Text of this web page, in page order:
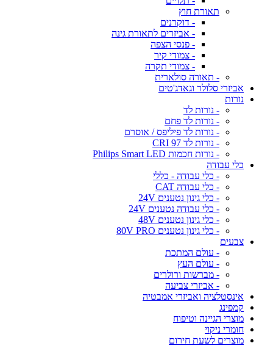
תאורת חוץ
- דוקרנים
- אביזרים לתאורת גינה
- פנסי הצפה
- צמודי קיר
- צמודי תקרה
- תאורה סולארית
אביזרי סלולר וגאדג'טים
נורות
- נורות לד
- נורות לד פחם
- נורות לד פיליפס / אוסרם
- נורות לד CRI 97
- נורות חכמות Philips Smart LED
כלי עבודה
- כלי עבודה - כללי
- כלי עבודה CAT
- כלי גינון נטענים 24V
- כלי עבודה נטענים 24V
- כלי גינון נטענים 48V
- כלי גינון נטענים 80V PRO
צבעים
- עולם המתכת
- עולם העץ
- מברשות ורולרים
- אביזרי צביעה
אינסטלציה ואביזרי אמבטיה
קמפינג
מוצרי הגיינה וטיפוח
חומרי ניקוי
מוצרים לשעת חירום